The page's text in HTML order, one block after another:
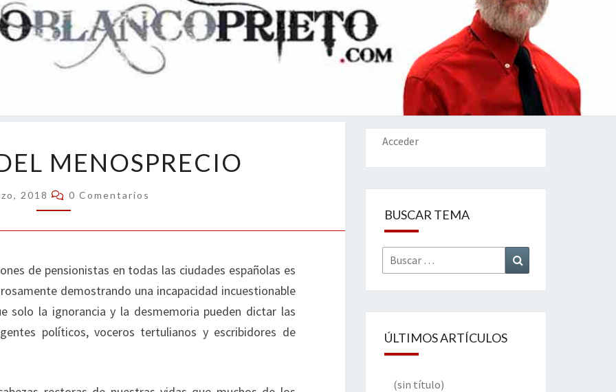
ITINERARIO
DE VIDA Y
OPINIONES
RECORRIDO
VITAL Y
COMENTARIOS
ACTUALIDAD
ERROR
MENOSPRECIO
MENOSPRECIO
2018 Comentarios
0 Comentarios
de pensionistas en todas las ciudades españolas es
demostrando una incapacidad incuestionable
solo la ignorancia y la desmemoria pueden dictar las
políticos, voceros tertulianos y escribidores de
Acceder
BUSCAR TEMA
Buscar
por:
ÚLTIMOS ARTÍCULOS
(sin título)